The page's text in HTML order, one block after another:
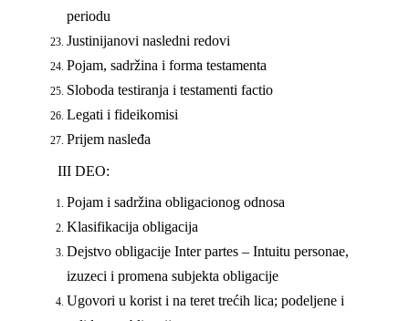
periodu
Justinijanovi nasledni redovi
Pojam, sadržina i forma testamenta
Sloboda testiranja i testamenti factio
Legati i fideikomisi
Prijem nasleđa
III DEO:
Pojam i sadržina obligacionog odnosa
Klasifikacija obligacija
Dejstvo obligacije Inter partes – Intuitu personae,
izuzeci i promena subjekta obligacije
Ugovori u korist i na teret trećih lica; podelјene i